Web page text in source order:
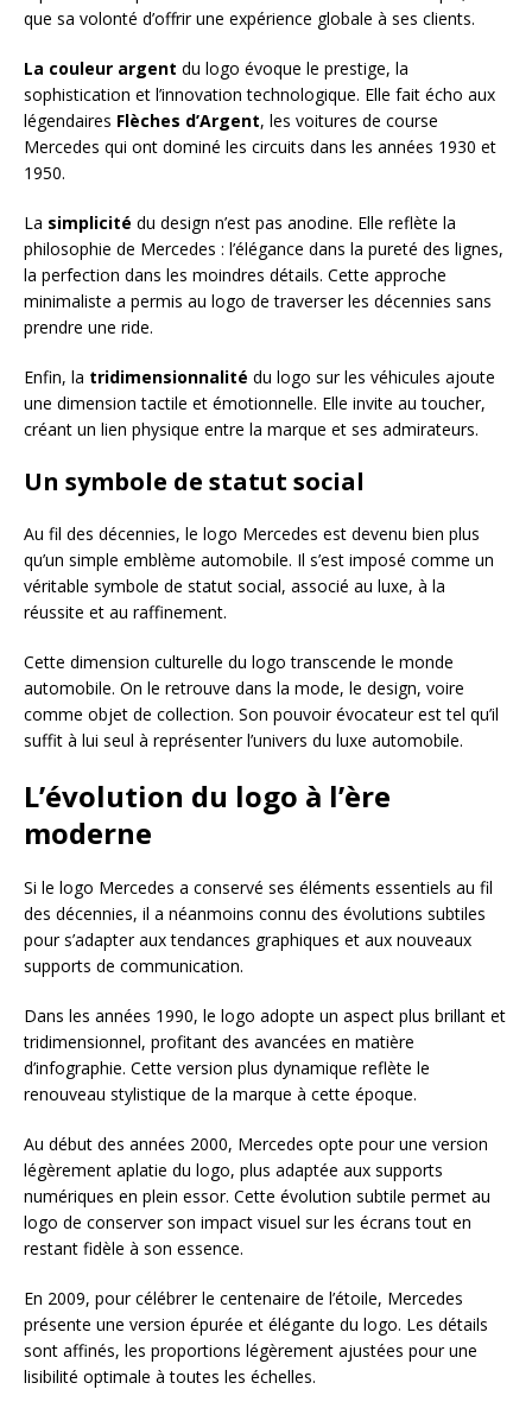
que sa volonté d’offrir une expérience globale à ses clients.
La couleur argent du logo évoque le prestige, la
sophistication et l’innovation technologique. Elle fait écho aux
légendaires Flèches d’Argent, les voitures de course
Mercedes qui ont dominé les circuits dans les années 1930 et
1950.
La simplicité du design n’est pas anodine. Elle reflète la
philosophie de Mercedes : l’élégance dans la pureté des lignes,
la perfection dans les moindres détails. Cette approche
minimaliste a permis au logo de traverser les décennies sans
prendre une ride.
Enfin, la tridimensionnalité du logo sur les véhicules ajoute
une dimension tactile et émotionnelle. Elle invite au toucher,
créant un lien physique entre la marque et ses admirateurs.
Un symbole de statut social
Au fil des décennies, le logo Mercedes est devenu bien plus
qu’un simple emblème automobile. Il s’est imposé comme un
véritable symbole de statut social, associé au luxe, à la
réussite et au raffinement.
Cette dimension culturelle du logo transcende le monde
automobile. On le retrouve dans la mode, le design, voire
comme objet de collection. Son pouvoir évocateur est tel qu’il
suffit à lui seul à représenter l’univers du luxe automobile.
L’évolution du logo à l’ère
moderne
Si le logo Mercedes a conservé ses éléments essentiels au fil
des décennies, il a néanmoins connu des évolutions subtiles
pour s’adapter aux tendances graphiques et aux nouveaux
supports de communication.
Dans les années 1990, le logo adopte un aspect plus brillant et
tridimensionnel, profitant des avancées en matière
d’infographie. Cette version plus dynamique reflète le
renouveau stylistique de la marque à cette époque.
Au début des années 2000, Mercedes opte pour une version
légèrement aplatie du logo, plus adaptée aux supports
numériques en plein essor. Cette évolution subtile permet au
logo de conserver son impact visuel sur les écrans tout en
restant fidèle à son essence.
En 2009, pour célébrer le centenaire de l’étoile, Mercedes
présente une version épurée et élégante du logo. Les détails
sont affinés, les proportions légèrement ajustées pour une
lisibilité optimale à toutes les échelles.